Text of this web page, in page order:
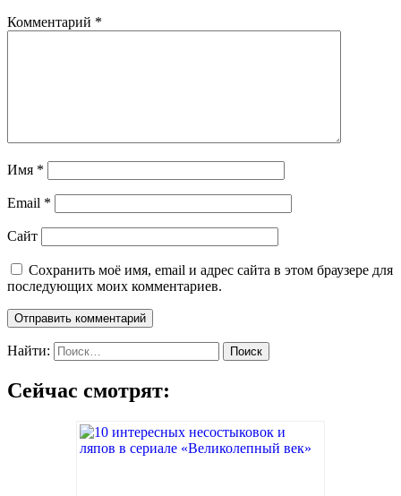
Комментарий *
Имя *
Email *
Сайт
Сохранить моё имя, email и адрес сайта в этом браузере для
последующих моих комментариев.
Найти:
Сейчас смотрят: